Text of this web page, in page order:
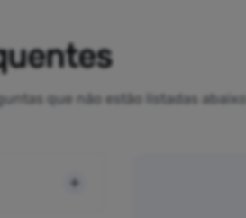
que não estão listadas abaixo